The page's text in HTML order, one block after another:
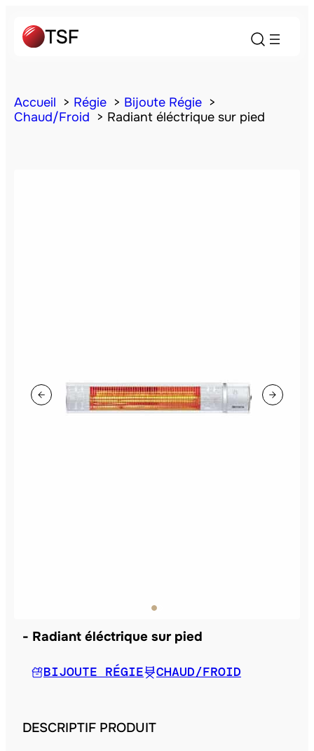
Accueil Régie
Bijoute Régie
Chaud/Froid
Radiant éléctrique sur pied
Radiant éléctrique sur pied
BIJOUTE RÉGIE CHAUD/FROID
DESCRIPTIF PRODUIT